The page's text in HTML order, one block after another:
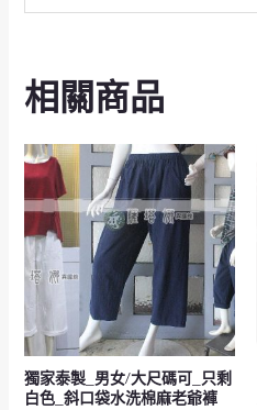
相關商品
獨家泰製_男女/大尺碼可_只剩
白色_斜口袋水洗棉麻老爺褲